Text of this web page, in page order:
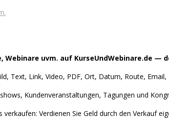
Webinare uvm. auf KurseUndWebinare.de
Text, Link, Video, PDF, Ort, Datum, Route,
Kundenveranstaltungen, Tagungen und
Verdienen Sie Geld durch den Verkauf